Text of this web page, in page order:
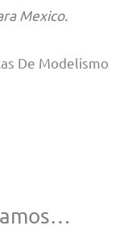
Mexico.
De Modelismo